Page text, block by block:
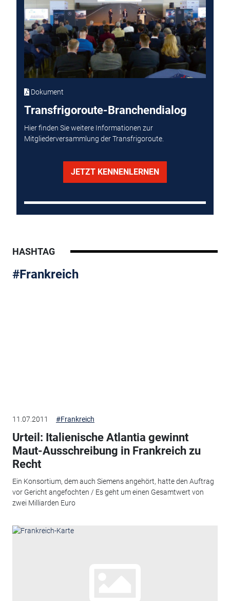
Dokument
Transfrigoroute-Branchendialog
Hier finden Sie weitere Informationen zur
Mitgliederversammlung der Transfrigoroute.
JETZT KENNENLERNEN
HASHTAG
#Frankreich
11.07.2011 #Frankreich
Urteil: Italienische Atlantia gewinnt
Maut-Ausschreibung in Frankreich zu
Recht
Ein Konsortium, dem auch Siemens angehört, hatte den Auftrag
vor Gericht angefochten / Es geht um einen Gesamtwert von
zwei Milliarden Euro